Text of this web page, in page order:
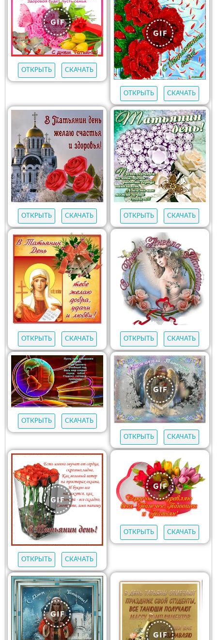
ОТКРЫТЬ СКАЧАТЬ
ОТКРЫТЬ СКАЧАТЬ
ОТКРЫТЬ СКАЧАТЬ ОТКРЫТЬ СКАЧАТЬ
ОТКРЫТЬ СКАЧАТЬ ОТКРЫТЬ СКАЧАТЬ
ОТКРЫТЬ СКАЧАТЬ
ОТКРЫТЬ СКАЧАТЬ
ОТКРЫТЬ СКАЧАТЬ
ОТКРЫТЬ СКАЧАТЬ